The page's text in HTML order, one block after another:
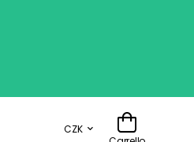
CZK